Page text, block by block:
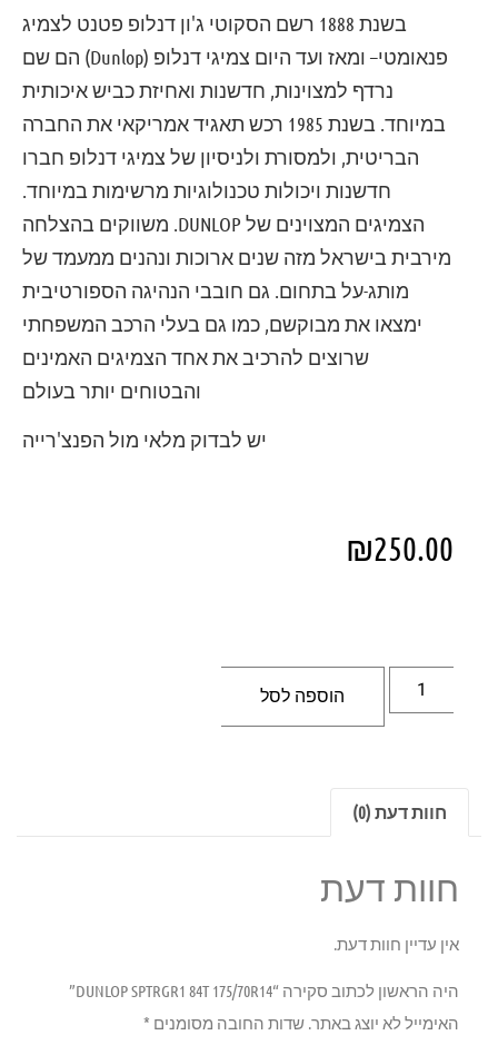
בשנת 1888 רשם הסקוטי ג'ון דנלופ פטנט לצמיג
פנאומטי– ומאז ועד היום צמיגי דנלופ (Dunlop) הם שם
נרדף למצוינות, חדשנות ואחיזת כביש איכותית
במיוחד. בשנת 1985 רכש תאגיד אמריקאי את החברה
הבריטית, ולמסורת ולניסיון של צמיגי דנלופ חברו
חדשנות ויכולות טכנולוגיות מרשימות במיוחד.
הצמיגים המצוינים של DUNLOP. משווקים בהצלחה
מירבית בישראל מזה שנים ארוכות ונהנים ממעמד של
מותג-על בתחום. גם חובבי הנהיגה הספורטיבית
ימצאו את מבוקשם, כמו גם בעלי הרכב המשפחתי
שרוצים להרכיב את אחד הצמיגים האמינים
והבטוחים יותר בעולם
יש לבדוק מלאי מול הפנצ'רייה
₪250.00
הוספה לסל
חוות דעת (0)
חוות דעת
אין עדיין חוות דעת.
היה הראשון לכתוב סקירה “DUNLOP SPTRGR1 84T 175/70R14”
האימייל לא יוצג באתר.שדות החובה מסומנים*